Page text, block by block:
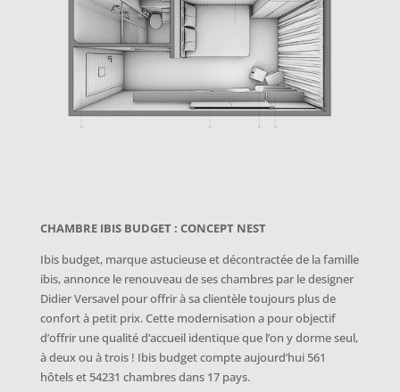
CHAMBRE IBIS BUDGET : CONCEPT NEST
Ibis budget, marque astucieuse et décontractée de la famille
ibis, annonce le renouveau de ses chambres par le designer
Didier Versavel pour offrir à sa clientèle toujours plus de
confort à petit prix. Cette modernisation a pour objectif
d’offrir une qualité d’accueil identique que l’on y dorme seul,
à deux ou à trois ! Ibis budget compte aujourd’hui 561
hôtels et 54231 chambres dans 17 pays.